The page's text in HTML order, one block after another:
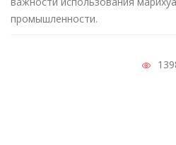
промышленности.